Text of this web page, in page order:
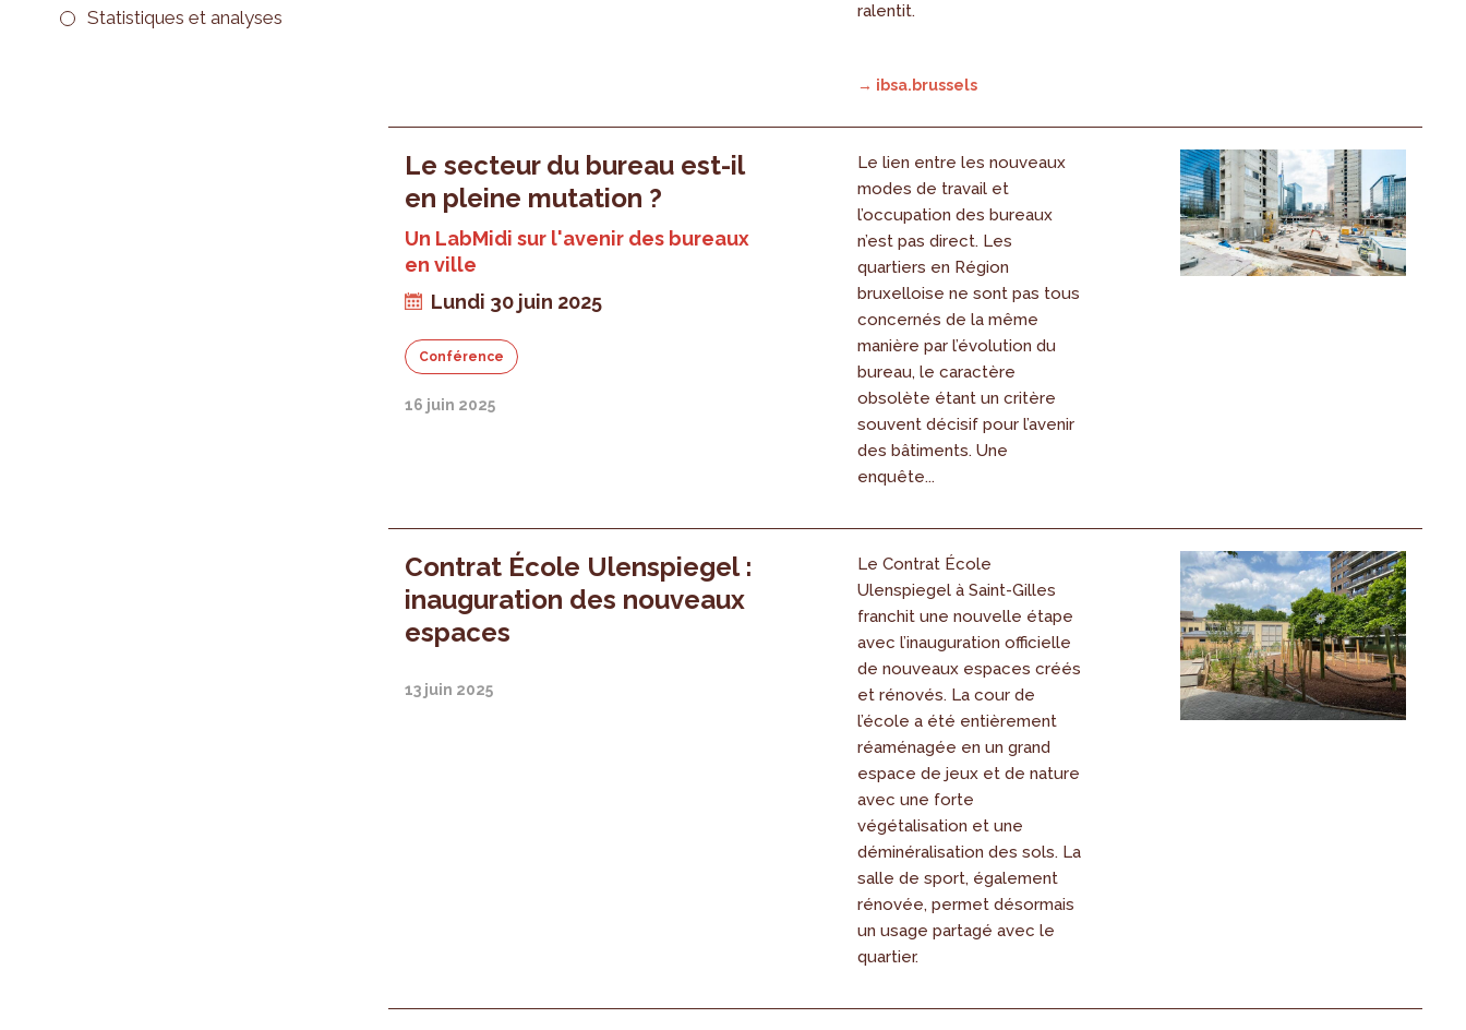
Statistiques et analyses
ralentit.
→ ibsa.brussels
Le secteur du bureau est-il
en pleine mutation ?
Un LabMidi sur l'avenir des bureaux
en ville
Lundi 30 juin 2025
Conférence
16 juin 2025
Le lien entre les nouveaux
modes de travail et
l’occupation des bureaux
n’est pas direct. Les
quartiers en Région
bruxelloise ne sont pas tous
concernés de la même
manière par l’évolution du
bureau, le caractère
obsolète étant un critère
souvent décisif pour l’avenir
des bâtiments. Une
enquête...
Contrat École Ulenspiegel :
inauguration des nouveaux
espaces
13 juin 2025
Le Contrat École
Ulenspiegel à Saint-Gilles
franchit une nouvelle étape
avec l’inauguration officielle
de nouveaux espaces créés
et rénovés. La cour de
l’école a été entièrement
réaménagée en un grand
espace de jeux et de nature
avec une forte
végétalisation et une
déminéralisation des sols. La
salle de sport, également
rénovée, permet désormais
un usage partagé avec le
quartier.